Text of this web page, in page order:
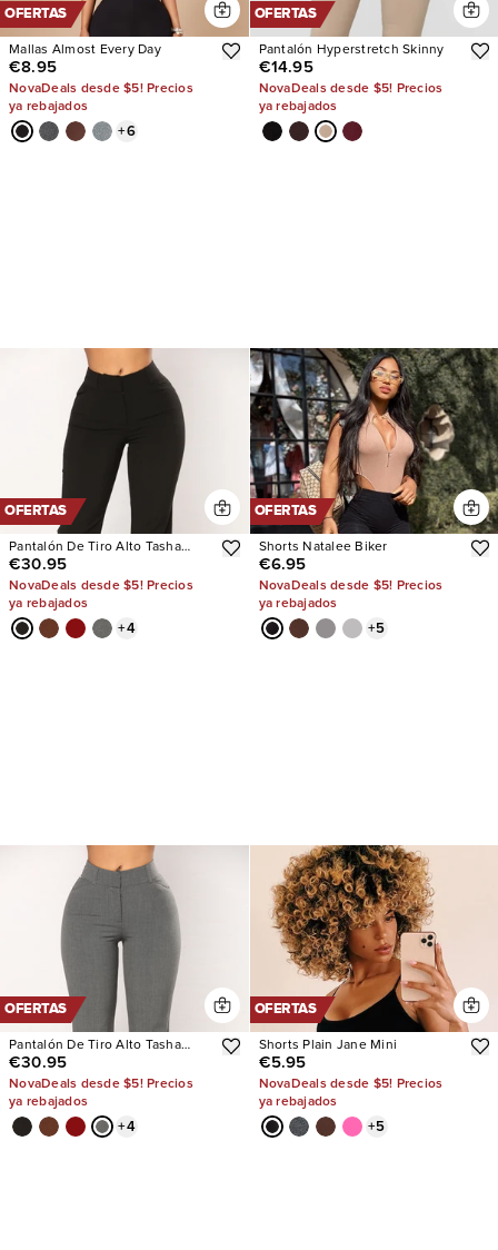
OFERTAS
Mallas Almost Every Day
€8.95
NovaDeals desde $5! Precios
ya rebajados
+6
OFERTAS
Pantalón Hyperstretch Skinny
€14.95
NovaDeals desde $5! Precios
ya rebajados
OFERTAS
Pantalón De Tiro Alto Tasha
Dressy
€30.95
NovaDeals desde $5! Precios
ya rebajados
+4
OFERTAS
Shorts Natalee Biker
€6.95
NovaDeals desde $5! Precios
ya rebajados
+5
OFERTAS
Pantalón De Tiro Alto Tasha
Dressy
€30.95
NovaDeals desde $5! Precios
ya rebajados
+4
OFERTAS
Shorts Plain Jane Mini
€5.95
NovaDeals desde $5! Precios
ya rebajados
+5